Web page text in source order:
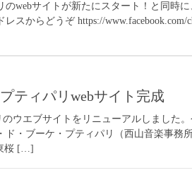
webサイトが新たにスタート！と同時
スからどうぞ https://www.facebook.com/
プティパリwebサイト完成
ウエブサイトをリニューアルしました
ド・ブーケ・プティパリ（西山音楽事
桜 […]